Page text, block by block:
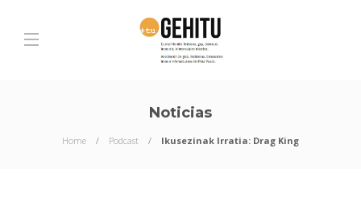
Noticias
Home Podcast Ikusezinak Irratia: Drag King